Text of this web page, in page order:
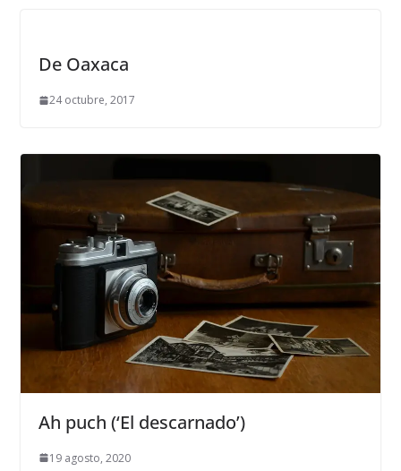
De Oaxaca
24 octubre, 2017
Ah puch (‘El descarnado’)
19 agosto, 2020